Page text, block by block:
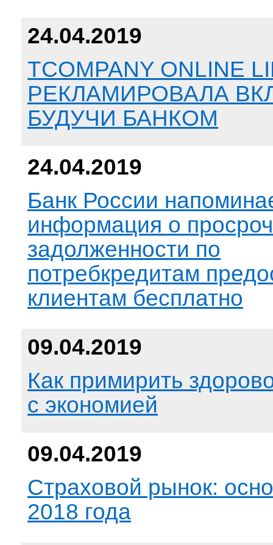
24.04.2019
TCOMPANY ONLINE
РЕКЛАМИРОВАЛА
БУДУЧИ БАНКОМ
24.04.2019
Банк России
информация о
задолженности по
потребкредитам
клиентам бесплатно
09.04.2019
Как примирить
с экономией
09.04.2019
Страховой рынок:
2018 года